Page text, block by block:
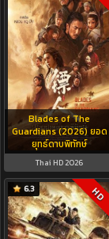
Blades of The
Guardians (2026) ยอด
ยุทธ์ดาบพิทักษ์
Thai HD 2026
6.3 HD